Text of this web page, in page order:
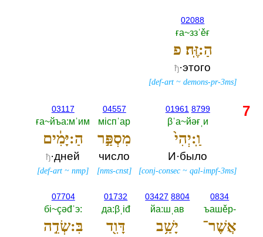
02088
ға~ззˈěғ
הַ:זֶּֽה׃ פ
ђ·этого
[def-art ~demons-pr-3ms]
01961 8799
βˈа~йәғˌи
וַֽ:יְהִי֙
И·было
[conj-consec ~qal-impf-3ms]
04557
мiспˈар
מִסְפַּ֣ר
число
[nms-cnst]
03117
ға~йъа:мˈим
הַ:יָּמִ֔ים
ђ·дней
[def-art ~nmp]
0834
ъашěр-‎
אֲשֶׁר־
03427 8804
йа:шˌав
יָשַׁ֥ב
01732
да:βˌiđ
דָּוִ֖ד
07704
бi~çәđˈэ:‎
בִּ:שְׂדֵ֣ה
7